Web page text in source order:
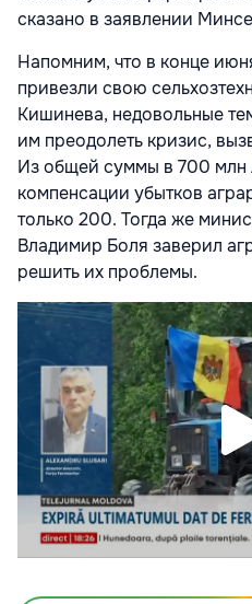
сказано в заявлении
Напомним, что в конце
привезли свою
Кишинева, недовольные
им преодолеть кризис,
Из общей суммы в 700 млн
компенсации убытков
только 200. Тогда же
Владимир Боля заверил
решить их проблемы.